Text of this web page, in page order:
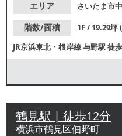
エリア
さいたま市
階数/面積
1F / 19.29坪
JR京浜東北・根岸線与野駅徒
鶴見駅 | 徒歩12分
横浜市鶴見区佃野町